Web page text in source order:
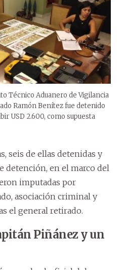
Técnico Aduanero de Vigilancia
Ramón Benítez fue detenido
USD 2.600, como supuesta
seis de ellas detenidas y
detención, en el marco del
imputadas por
asociación criminal y
el general retirado.
Piñánez y un